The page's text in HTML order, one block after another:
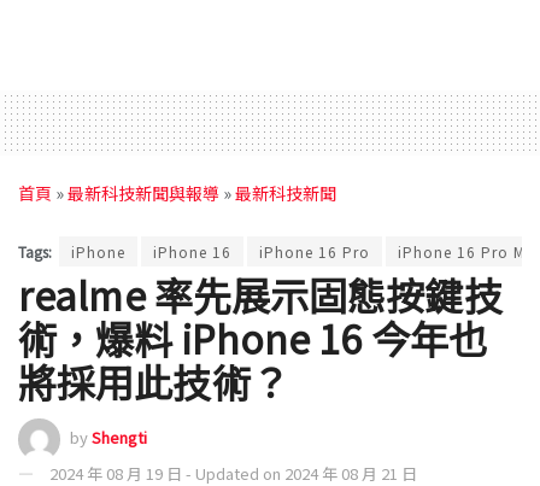
首頁 »最新科技新聞與報導 »最新科技新聞
Tags: iPhone iPhone 16 iPhone 16 Pro iPhone 16 Pro
realme 率先展示固態按鍵技
術，爆料 iPhone 16 今年也
將採用此技術？
byShengti
2024 年 08 月 19 日 - Updated on 2024 年 08 月 21 日